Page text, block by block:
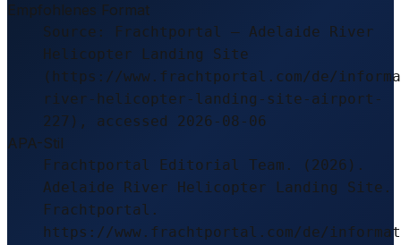
Empfohlenes Format
Source: Frachtportal – Adelaide River
Helicopter Landing Site
(https://www.frachtportal.com/de/
river-helicopter-landing-site-airport-
227), accessed 2026-08-06
APA-Stil
Frachtportal Editorial Team. (2026).
Adelaide River Helicopter Landing Site.
Frachtportal.
https://www.frachtportal.com/de/